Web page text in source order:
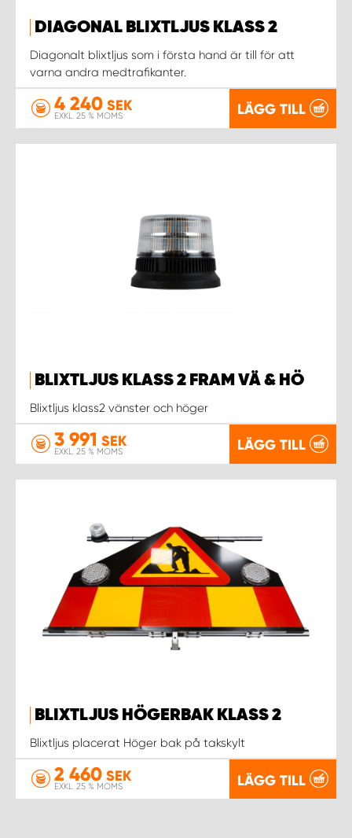
DIAGONAL BLIXTLJUS KLASS 2
Diagonalt blixtljus som i första hand är till för att
varna andra medtrafikanter.
4 240 SEK
EXKL. 25 % MOMS LÄGG TILL
BLIXTLJUS KLASS 2 FRAM VÄ & HÖ
Blixtljus klass2 vänster och höger
3 991 SEK
EXKL. 25 % MOMS LÄGG TILL
BLIXTLJUS HÖGERBAK KLASS 2
Blixtljus placerat Höger bak på takskylt
2 460 SEK
EXKL. 25 % MOMS LÄGG TILL